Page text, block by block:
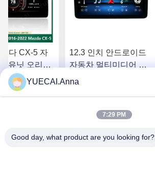
다 CX-5 자
유닛 오리지
안드로이드
플레이
12.3 인치 안드로이드
자동차 멀티미디어 플
YUECAI.Anna
7:29 PM
Good day, what product are you looking for?